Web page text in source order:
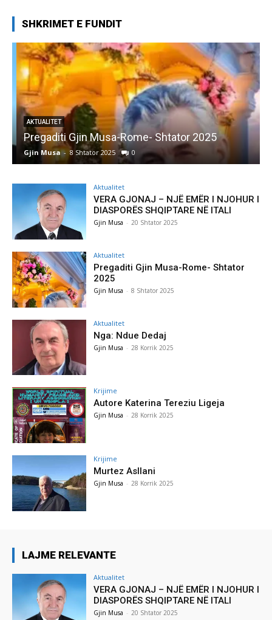
SHKRIMET E FUNDIT
AKTUALITET
Pregaditi Gjin Musa-Rome- Shtator 2025
Gjin Musa - 8 Shtator 2025 0
Aktualitet
VERA GJONAJ – NJË EMËR I NJOHUR I
DIASPORËS SHQIPTARE NË ITALI
Gjin Musa - 20 Shtator 2025
Aktualitet
Pregaditi Gjin Musa-Rome- Shtator
2025
Gjin Musa - 8 Shtator 2025
Aktualitet
Nga: Ndue Dedaj
Gjin Musa - 28 Korrik 2025
Krijime
Autore Katerina Tereziu Ligeja
Gjin Musa - 28 Korrik 2025
Krijime
Murtez Asllani
Gjin Musa - 28 Korrik 2025
LAJME RELEVANTE
Aktualitet
VERA GJONAJ – NJË EMËR I NJOHUR I
DIASPORËS SHQIPTARE NË ITALI
Gjin Musa - 20 Shtator 2025